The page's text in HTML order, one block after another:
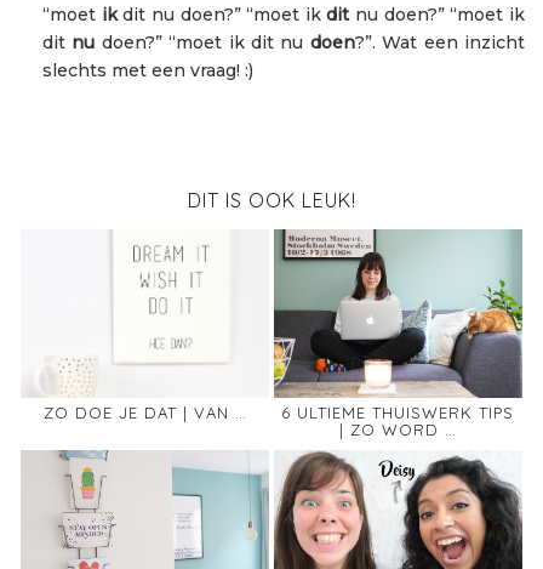
“moet ikdit nu doen?” “moet ikdit nu doen?” “moet ik
dit nu doen?” “moet ik dit nu doen?”. Wat een inzicht
slechts met een vraag! :)
DIT IS OOK LEUK!
ZO DOE JE DAT | VAN …
6 ULTIEME THUISWERK TIPS
| ZO WORD …